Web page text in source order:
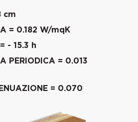
cm
= 0.182 W/mqK
- 15.3 h
PERIODICA = 0.013
= 0.070